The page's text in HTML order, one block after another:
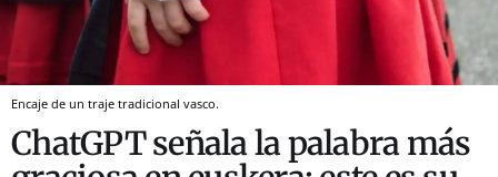
Encaje de un traje tradicional vasco.
ChatGPT señala la palabra más